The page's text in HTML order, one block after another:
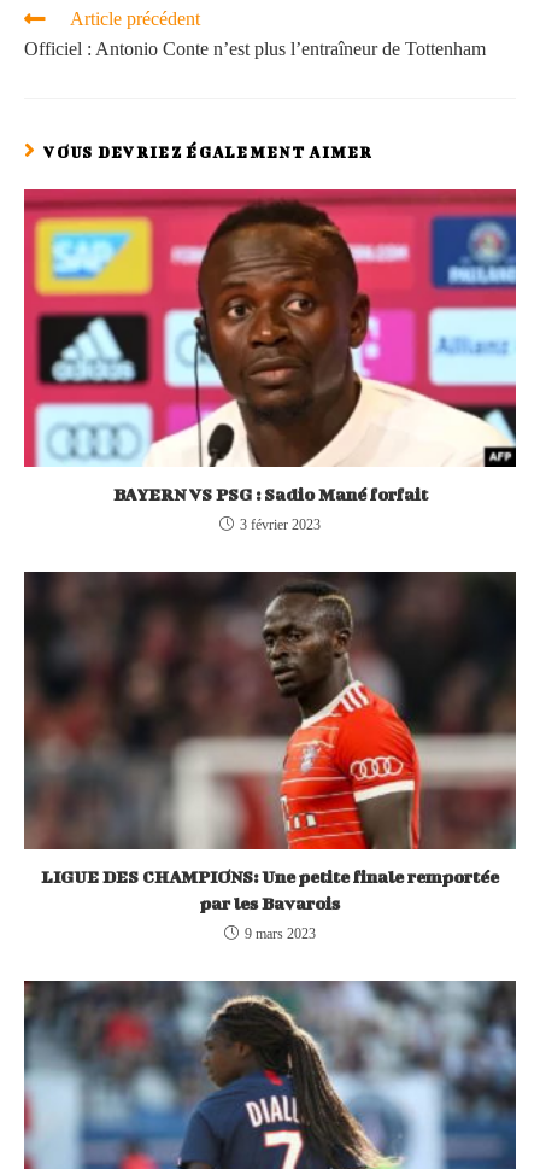
Article précédent
Officiel : Antonio Conte n’est plus l’entraîneur de Tottenham
VOUS DEVRIEZ ÉGALEMENT AIMER
BAYERN VS PSG : Sadio Mané forfait
3 février 2023
LIGUE DES CHAMPIONS: Une petite finale remportée
par les Bavarois
9 mars 2023